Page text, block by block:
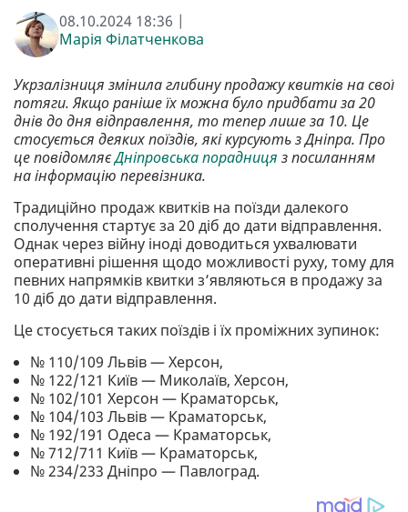
08.10.2024 18:36 |
Марія Філатченкова
Укрзалізниця змінила глибину продажу квитків на свої
потяги. Якщо раніше їх можна було придбати за 20
днів до дня відправлення, то тепер лише за 10. Це
стосується деяких поїздів, які курсують з Дніпра. Про
це повідомляєДніпровська порадниця з посиланням
на інформацію перевізника.
Традиційно продаж квитків на поїзди далекого
сполучення стартує за 20 діб до дати відправлення.
Однак через війну іноді доводиться ухвалювати
оперативні рішення щодо можливості руху, тому для
певних напрямків квитки з’являються в продажу за
10 діб до дати відправлення.
Це стосується таких поїздів і їх проміжних зупинок:
№ 110/109 Львів — Херсон,
№ 122/121 Київ — Миколаїв, Херсон,
№ 102/101 Херсон — Краматорськ,
№ 104/103 Львів — Краматорськ,
№ 192/191 Одеса — Краматорськ,
№ 712/711 Київ — Краматорськ,
№ 234/233 Дніпро — Павлоград.